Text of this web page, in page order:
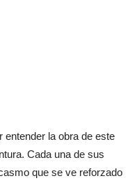
entender la obra de este
Cada una de sus
que se ve reforzado